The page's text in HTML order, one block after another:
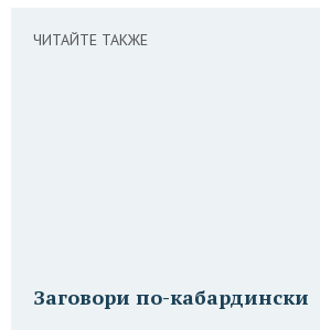
ЧИТАЙТЕ ТАКЖЕ
Заговори по-кабардински